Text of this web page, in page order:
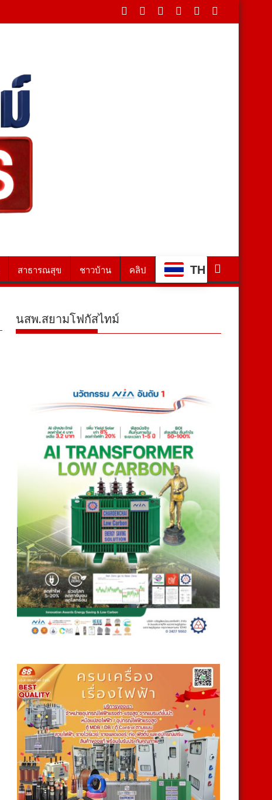
สาธารณสุข ชาวบ้าน คลิป TH
นสพ.สยามโฟกัสไทม์